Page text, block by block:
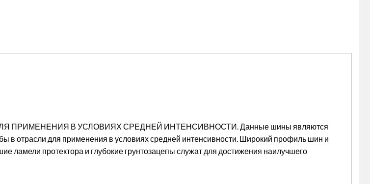
В УСЛОВИЯХ СРЕДНЕЙ ИНТЕНСИВНОСТИ. Данные шины являются
в отрасли для применения в условиях средней интенсивности. Широкий профиль шин и
ламели протектора и глубокие грунтозацепы служат для достижения наилучшего